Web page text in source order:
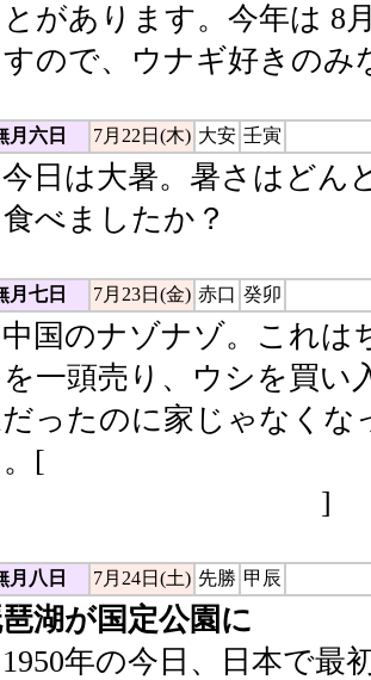
があります。今年は 8
すので、ウナギ好きの
月六日 7月22日(木) 大安 壬寅
日は大暑。暑さはどん
べましたか？
月七日 7月23日(金) 赤口 癸卯
国のナゾナゾ。これは
を一頭売り、ウシを買い
ったのに家じゃなくな
[
]
月八日 7月24日(土) 先勝 甲辰
湖が国定公園に
年の今日、日本で最